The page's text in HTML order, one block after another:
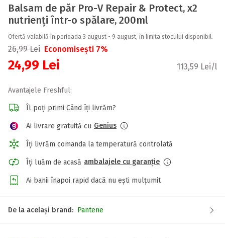
Balsam de păr Pro-V Repair & Protect, x2
nutrienți într-o spălare, 200ml
Ofertă valabilă în perioada 3 august - 9 august, în limita stocului disponibil.
26,99Lei Economisești 7%
24,99 Lei 113,59 Lei/l
Avantajele Freshful:
Îl poți primi Când îți livrăm?
Ai livrare gratuită cu Genius
Îți livrăm comanda la temperatură controlată
Îți luăm de acasă ambalajele cu garanție
Ai banii înapoi rapid dacă nu ești mulțumit
De la același brand: Pantene